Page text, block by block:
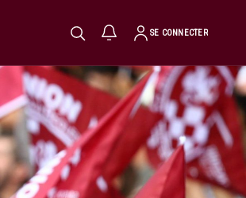
SE CONNECTER